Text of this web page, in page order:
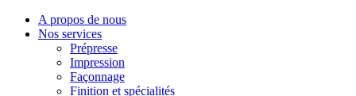
A propos de nous
Nos services
Prépresse
Impression
Façonnage
Finition et spécialités